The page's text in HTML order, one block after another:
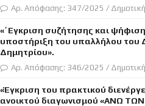
Αρ. Απόφασης: 347/2025 /
«΄Εγκριση συζήτησης και
υποστήριξη του υπαλλήλου
Δημητρίου».
Αρ. Απόφασης: 346/2025 /
«Έγκριση του πρακτικού
ανοικτού διαγωνισμού «ΑΝΩ ΤΩΝ